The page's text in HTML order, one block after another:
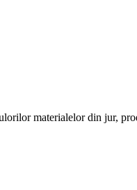
materialelor din jur,